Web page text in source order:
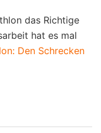
das Richtige
hat es mal
Den Schrecken